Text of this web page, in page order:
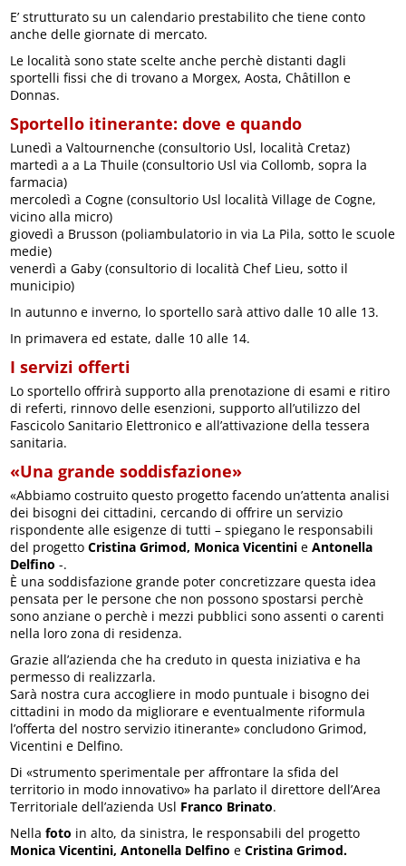
E’ strutturato su un calendario prestabilito che tiene conto
anche delle giornate di mercato.
Le località sono state scelte anche perchè distanti dagli
sportelli fissi che di trovano a Morgex, Aosta, Châtillon e
Donnas.
Sportello itinerante: dove e quando
Lunedì a Valtournenche (consultorio Usl, località Cretaz)
martedì a a La Thuile (consultorio Usl via Collomb, sopra la
farmacia)
mercoledì a Cogne (consultorio Usl località Village de Cogne,
vicino alla micro)
giovedì a Brusson (poliambulatorio in via La Pila, sotto le scuole
medie)
venerdì a Gaby (consultorio di località Chef Lieu, sotto il
municipio)
In autunno e inverno, lo sportello sarà attivo dalle 10 alle 13.
In primavera ed estate, dalle 10 alle 14.
I servizi offerti
Lo sportello offrirà supporto alla prenotazione di esami e ritiro
di referti, rinnovo delle esenzioni, supporto all’utilizzo del
Fascicolo Sanitario Elettronico e all’attivazione della tessera
sanitaria.
«Una grande soddisfazione»
«Abbiamo costruito questo progetto facendo un’attenta analisi
dei bisogni dei cittadini, cercando di offrire un servizio
rispondente alle esigenze di tutti – spiegano le responsabili
del progettoCristina Grimod, Monica Vicentini eAntonella
Delfino -.
È una soddisfazione grande poter concretizzare questa idea
pensata per le persone che non possono spostarsi perchè
sono anziane o perchè i mezzi pubblici sono assenti o carenti
nella loro zona di residenza.
Grazie all’azienda che ha creduto in questa iniziativa e ha
permesso di realizzarla.
Sarà nostra cura accogliere in modo puntuale i bisogno dei
cittadini in modo da migliorare e eventualmente riformula
l’offerta del nostro servizio itinerante» concludono Grimod,
Vicentini e Delfino.
Di «strumento sperimentale per affrontare la sfida del
territorio in modo innovativo» ha parlato il direttore dell’Area
Territoriale dell’azienda Usl Franco Brinato.
Nella foto in alto, da sinistra, le responsabili del progetto
Monica Vicentini, Antonella Delfino eCristina Grimod.